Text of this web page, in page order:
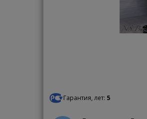
Гарантия, лет: 5